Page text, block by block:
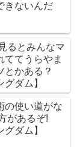
きないんだ
るとみんなマ
ててうらやま
とかある？
グダム】
の使い道がな
があるぞ!
グダム】